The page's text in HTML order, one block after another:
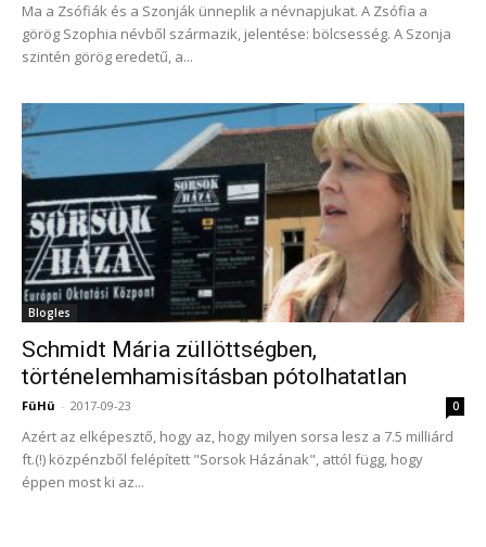
Ma a Zsófiák és a Szonják ünneplik a névnapjukat. A Zsófia a
görög Szophia névből származik, jelentése: bölcsesség. A Szonja
szintén görög eredetű, a...
Blogles
Schmidt Mária züllöttségben,
történelemhamisításban pótolhatatlan
FüHü - 2017-09-23 0
Azért az elképesztő, hogy az, hogy milyen sorsa lesz a 7.5 milliárd
ft.(!) közpénzből felépített "Sorsok Házának", attól függ, hogy
éppen most ki az...